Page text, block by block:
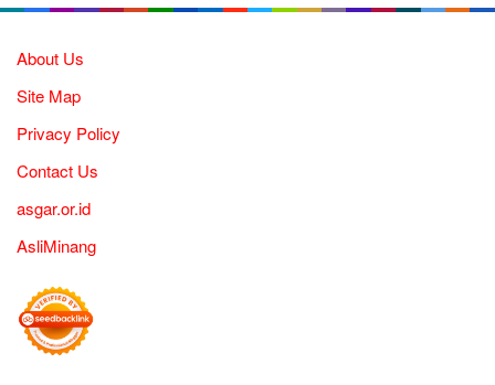
About Us
Site Map
Privacy Policy
Contact Us
asgar.or.id
AsliMinang